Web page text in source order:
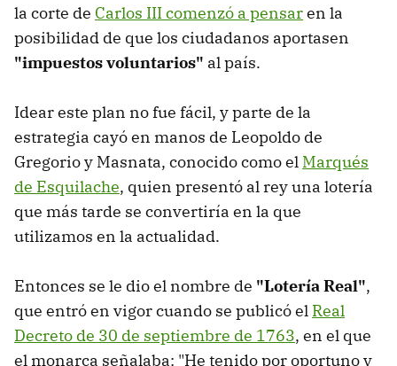
la corte de Carlos III comenzó a pensaren la
posibilidad de que los ciudadanos aportasen
"impuestos voluntarios" al país.
Idear este plan no fue fácil, y parte de la
estrategia cayó en manos de Leopoldo de
Gregorio y Masnata, conocido como el Marqués
de Esquilache, quien presentó al rey una lotería
que más tarde se convertiría en la que
utilizamos en la actualidad.
Entonces se le dio el nombre de "Lotería Real",
que entró en vigor cuando se publicó el Real
Decreto de 30 de septiembre de 1763, en el que
el monarca señalaba: "He tenido por oportuno y